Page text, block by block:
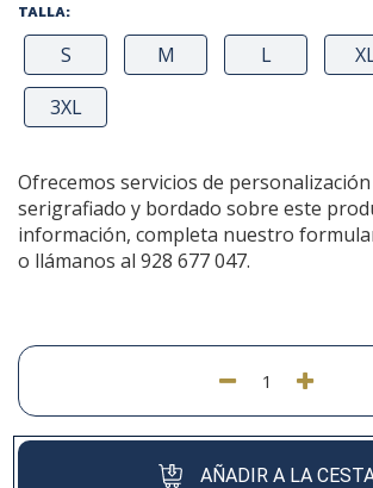
TALLA:
S M L
3XL
Ofrecemos servicios de
serigrafiado y bordado sobre este
información, completa nuestro
o llámanos al 928 677 047.
AÑADIR A LA